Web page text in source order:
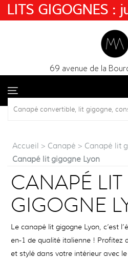
69 avenue de la
Accueil > Canapé > Canapé lit
Canapé lit gigogne Lyon
CANAPÉ LIT
GIGOGNE
Le canapé lit gigogne Lyon, c’est
en-1 de qualité italienne ! Profitez
et stylé dans votre intérieur avec
LITS GIGOGNES :